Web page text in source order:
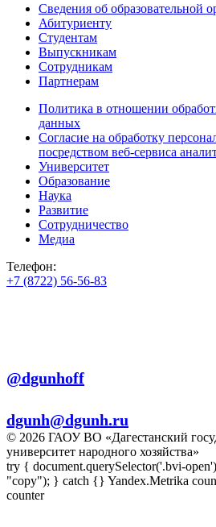
Сведения об образовательной
Абитуриенту
Студентам
Выпускникам
Сотрудникам
Партнерам
Политика в отношении
данных
Согласие на обработку
посредством веб-сервиса
Университет
Образование
Наука
Развитие
Сотрудничество
Медиа
Телефон:
+7 (8722) 56-56-83
@dgunhoff
dgunh@dgunh.ru
© 2026 ГАОУ ВО «Дагестанский
университет народного хозяйства»
try { document.querySelector('.bvi-
"copy"); } catch {} Yandex.Metrika
counter